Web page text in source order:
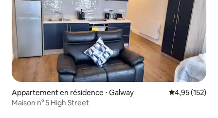
Appartement en résidence ⋅ Galway Évaluation
4,95 (152)
Maison n° 5 High Street